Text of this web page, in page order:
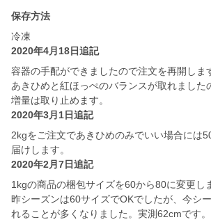
保存方法
冷凍
2020年4月18日追記
容器の手配ができましたので注文を再開しま
あきひめと紅ほっぺのバランスが取れました
増量は取り止めます。
2020年3月1日追記
2kgをご注文であきひめのみでいい場合には
届けします。
2020年2月7日追記
1kgの商品の梱包サイズを60から80に変更し
昨シーズンは60サイズでOKでしたが、今シ
れることが多くなりました。実測62cmです。